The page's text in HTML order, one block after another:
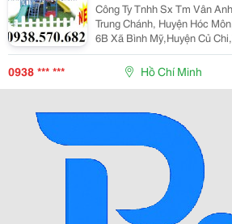
Công Ty Tnhh Sx Tm Vân Anh Đ/C: 2/1E Ấp Mới , Xã
Trung Chánh, Huyện Hóc Môn,Tp.hcm
6B Xã Bình Mỹ,Huyện Củ Chi,Tp.hcm
(Mr .Hoàng ) Email:nguyenhoang3009@Gmail.com Xem
Tất Cả Sản Phẩm Trên
0938 *** *** Hồ Chí Minh